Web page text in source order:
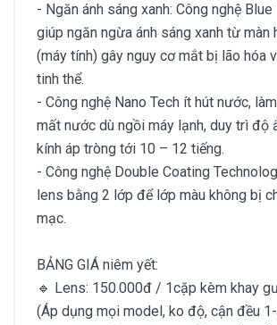
- Ngăn ánh sáng xanh: Công nghệ
giúp ngăn ngừa ánh sáng xanh từ màn
(máy tính) gây nguy cơ mắt bị lão hóa
tinh thể.
- Công nghệ Nano Tech ít hút nước,
mất nước dù ngồi máy lạnh, duy trì độ
kính áp tròng tới 10 – 12 tiếng.
- Công nghệ Double Coating
lens bằng 2 lớp để lớp màu không bị
mạc.
BẢNG GIÁ niêm yết:
🔹 Lens: 150.000đ / 1cặp kèm khay
(Áp dụng mọi model, ko độ, cận đều